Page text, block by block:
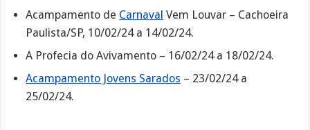
Acampamento de Carnaval Vem Louvar – Cachoeira
Paulista/SP, 10/02/24 a 14/02/24.
A Profecia do Avivamento – 16/02/24 a 18/02/24.
Acampamento Jovens Sarados – 23/02/24 a
25/02/24.